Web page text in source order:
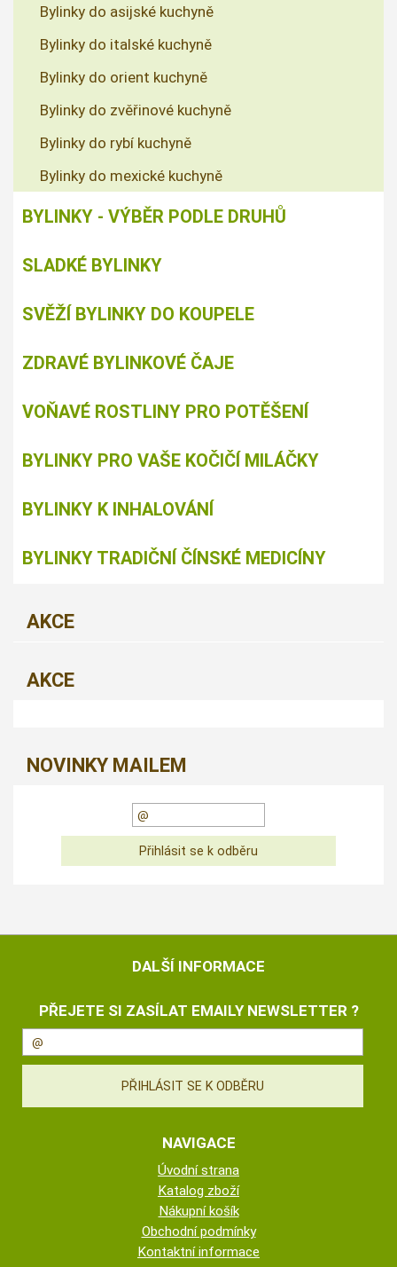
Bylinky do asijské kuchyně
Bylinky do italské kuchyně
Bylinky do orient kuchyně
Bylinky do zvěřinové kuchyně
Bylinky do rybí kuchyně
Bylinky do mexické kuchyně
BYLINKY - VÝBĚR PODLE DRUHŮ
SLADKÉ BYLINKY
SVĚŽÍ BYLINKY DO KOUPELE
ZDRAVÉ BYLINKOVÉ ČAJE
VOŇAVÉ ROSTLINY PRO POTĚŠENÍ
BYLINKY PRO VAŠE KOČIČÍ MILÁČKY
BYLINKY K INHALOVÁNÍ
BYLINKY TRADIČNÍ ČÍNSKÉ MEDICÍNY
AKCE
AKCE
NOVINKY MAILEM
DALŠÍ INFORMACE
PŘEJETE SI ZASÍLAT EMAILY NEWSLETTER ?
NAVIGACE
Úvodní strana
Katalog zboží
Nákupní košík
Obchodní podmínky
Kontaktní informace